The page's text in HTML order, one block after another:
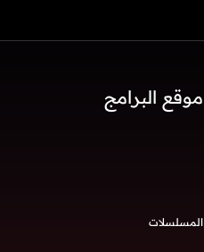
موقع البرامج
المسلسلات